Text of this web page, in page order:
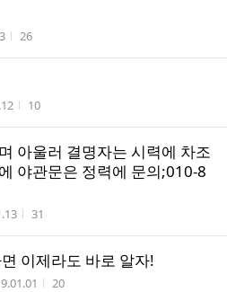
조회수
26
간 조회수
10
아울러 결명자는 시력에 차조
야관문은 정력에 문의;010-8
간 조회수
31
이제라도 바로 알자!
성시간 조회수
20